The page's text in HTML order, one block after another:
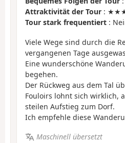
Attraktivität der Tour :
Tour stark frequentiert :
Viele Wege sind durch die
vergangenen Tage
Eine wunderschöne
begehen.
Der Rückweg aus dem Tal
Fouloirs lohnt sich wirklich,
steilen Aufstieg zum Dorf.
Ich empfehle diese
Maschinell übersetzt